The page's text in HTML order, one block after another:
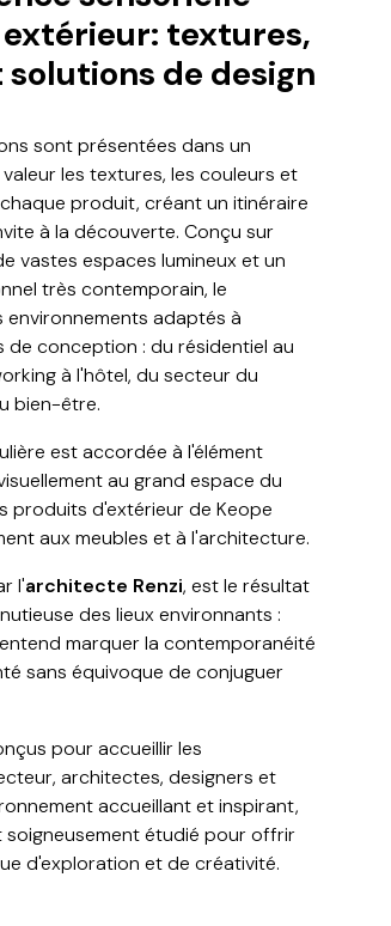
textures,
de design
sont présentées dans un
les textures, les couleurs et
produit, créant un itinéraire
à la découverte. Conçu sur
vastes espaces lumineux et un
très contemporain, le
adaptés à
conception : du résidentiel au
à l'hôtel, du secteur du
bien-être.
est accordée à l'élément
au grand espace du
produits d'extérieur de Keope
aux meubles et à l'architecture.
l'architecte Renzi, est le résultat
des lieux environnants :
marquer la contemporanéité
sans équivoque de conjuguer
pour accueillir les
architectes, designers et
accueillant et inspirant,
soigneusement étudié pour offrir
d'exploration et de créativité.